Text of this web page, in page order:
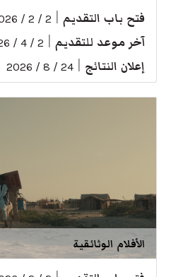
فتح باب التقديم 2 / 2 / 2026
آخر موعد للتقديم 2 / 4 / 2026
إعلان النتائج 24 / 8 / 2026
الأفلام الوثائقية